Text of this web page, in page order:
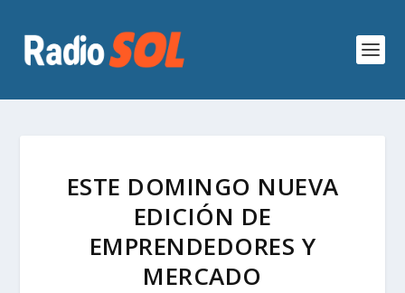
ESTE DOMINGO NUEVA
EDICIÓN DE
EMPRENDEDORES Y
MERCADO